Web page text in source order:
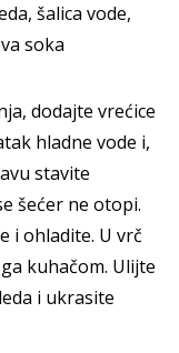
šalica vode,
soka
dodajte vrećice
hladne vode i,
stavite
šećer ne otopi.
i ohladite. U vrč
kuhačom. Ulijte
i ukrasite